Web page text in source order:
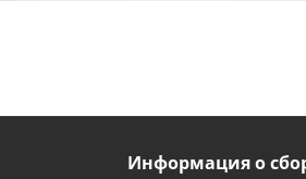
Информация о